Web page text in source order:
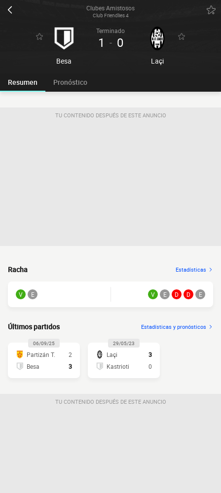
Clubes Amistosos
Club Friendlies 4
Besa
Terminado
1 - 0
Laçi
Resumen Pronóstico
TU CONTENIDO DESPUÉS DE ESTE ANUNCIO
Racha Estadísticas
V E V E D D E
Últimos partidos Estadísticas y pronósticos
06/09/25
Partizán T.
2
Besa
3
29/05/23
Laçi
3
Kastrioti
0
TU CONTENIDO DESPUÉS DE ESTE ANUNCIO